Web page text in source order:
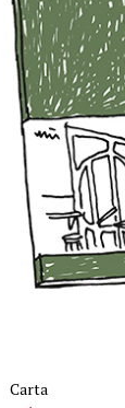
Carta